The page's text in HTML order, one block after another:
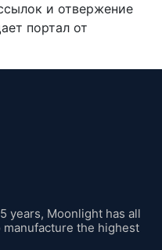
и отвержение
портал от
years, Moonlight has all
the highest